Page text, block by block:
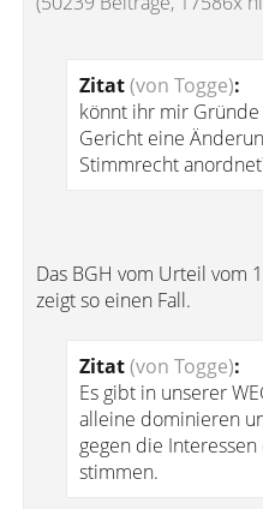
Zitat(von Togge):
könnt ihr mir
Gericht eine
Stimmrecht
Das BGH vom Urteil vom
zeigt so einen Fall.
Zitat(von Togge):
Es gibt in unserer
alleine dominieren
gegen die
stimmen.